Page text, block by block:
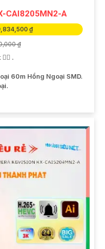
CAI8205MN2-A
₫
₫
.
60m Hồng Ngoại SMD.